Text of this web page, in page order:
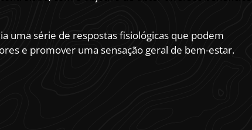
uma série de respostas fisiológicas que podem
e promover uma sensação geral de bem-estar.